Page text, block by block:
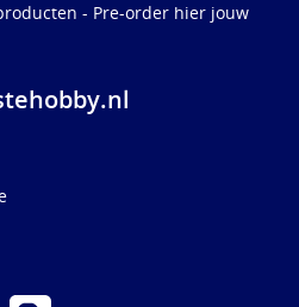
- Pre-order hier jouw